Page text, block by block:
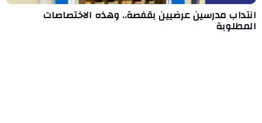
انتداب مدرسين عرضيين بقفصة.. وهذه الاختصاصات
المطلوبة